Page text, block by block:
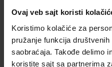
Ovaj veb sajt koristi
Koristimo kolačiće za
pružanje funkcija
saobraćaja. Takođe delimo
koristite sajt sa partnerima
Naručite
besplatan
proračun
materijala